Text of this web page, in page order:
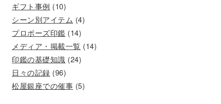
ギフト事例 (10)
シーン別アイテム (4)
プロポーズ印鑑 (14)
メディア・掲載一覧 (14)
印鑑の基礎知識 (24)
日々の記録 (96)
松屋銀座での催事 (5)